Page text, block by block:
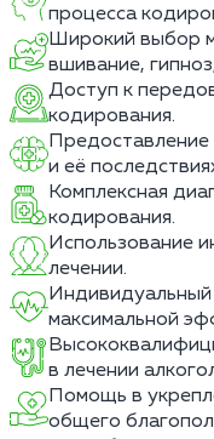
процесса
Широкий выбор
вшивание,
Доступ к
кодирования.
и её
Комплексная
кодирования.
Использование
лечении.
максимальной
в лечении
Помощь в
общего